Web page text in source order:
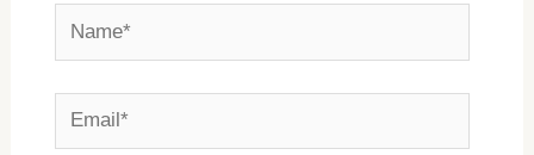
Name*
Email*